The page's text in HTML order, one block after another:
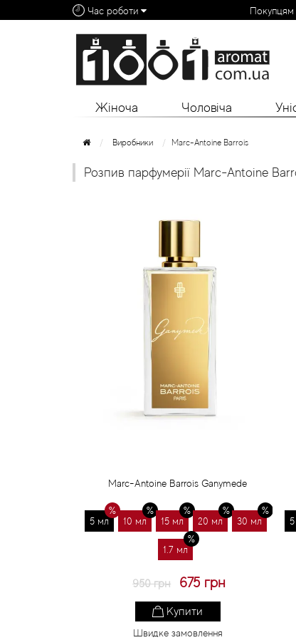
Час роботи Покупцям
Алфавітний покажчик: 0 - 9 A B C D F G H
Жіноча Чоловіча
Виробники Marc-Antoine Barrois
Розпив парфумерії Marc-Antoine
Marc-Antoine Barrois Ganymede
5 мл 10 мл 15 мл 20 мл 30 мл
1.7 мл
950 грн 675 грн
Купити
Швидке замовлення